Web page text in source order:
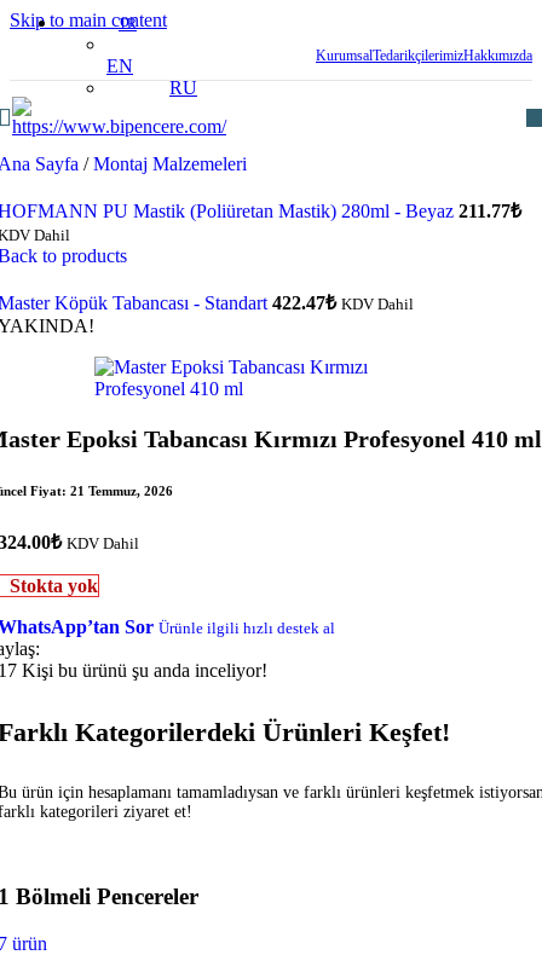
Skip to main content
TR
EN
RU
KurumsalTedarikçilerimizHakkımızda
Sayfa / Montaj Malzemeleri
PU Mastik (Poliüretan Mastik) 280ml - Beyaz 211.77₺
Dahil
to products
Köpük Tabancası - Standart 422.47₺ KDV Dahil
Epoksi Tabancası Kırmızı Profesyonel 410 ml
Fiyat: 21 Temmuz, 2026
₺ KDV Dahil
Stokta yok
Sor Ürünle ilgili hızlı destek al
Kişi bu ürünü şu anda inceliyor!
Kategorilerdeki Ürünleri Keşfet!
ürün için hesaplamanı tamamladıysan ve farklı ürünleri keşfetmek
kategorileri ziyaret et!
Bölmeli Pencereler
ürün